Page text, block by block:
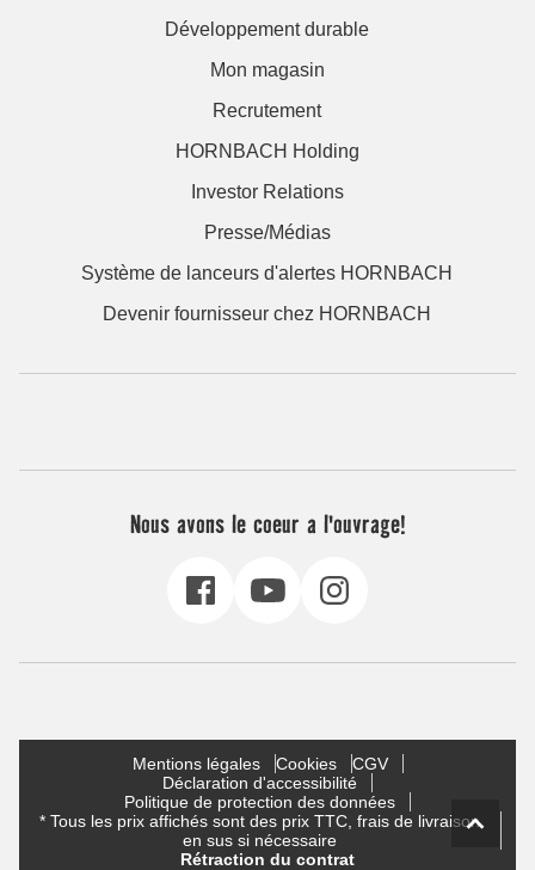
Développement durable
Mon magasin
Recrutement
HORNBACH Holding
Investor Relations
Presse/Médias
Système de lanceurs d'alertes HORNBACH
Devenir fournisseur chez HORNBACH
Nous avons le coeur a l'ouvrage!
Mentions légales Cookies
CGV
Déclaration d'accessibilité
Politique de protection des données
* Tous les prix affichés sont des prix TTC, frais de livraison
en sus si nécessaire
Rétraction du contrat